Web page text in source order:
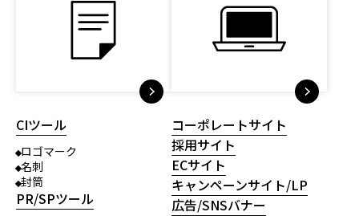
CIツール
ロゴマーク
名刺
封筒
PR/SPツール
コーポレートサイト
採用サイト
ECサイト
キャンペーンサイト/LP
広告/SNSバナー